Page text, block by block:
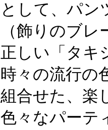
として、パン
（飾りのブ
正しい「タキ
時々の流行の
組合せた、楽
色々なパーテ